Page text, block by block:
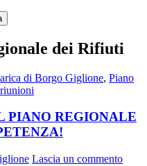
dei Rifiuti
di Borgo Giglione, Piano
PIANO REGIONALE
Lascia un commento